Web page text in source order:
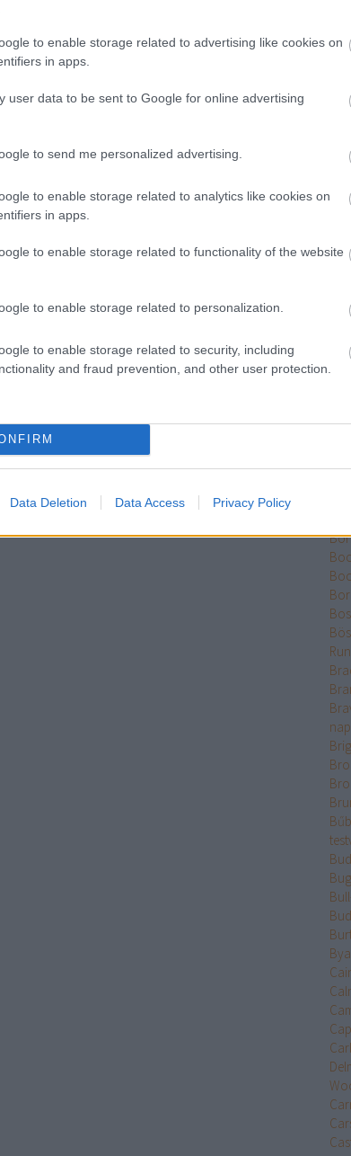
to enable storage related to advertising like cookies on
in apps.
user data to be sent to Google for online advertising
to send me personalized advertising.
to enable storage related to analytics like cookies on
in apps.
to enable storage related to functionality of the website
to enable storage related to personalization.
to enable storage related to security, including
and fraud prevention, and other user protection.
Data Deletion Data Access Privacy Policy